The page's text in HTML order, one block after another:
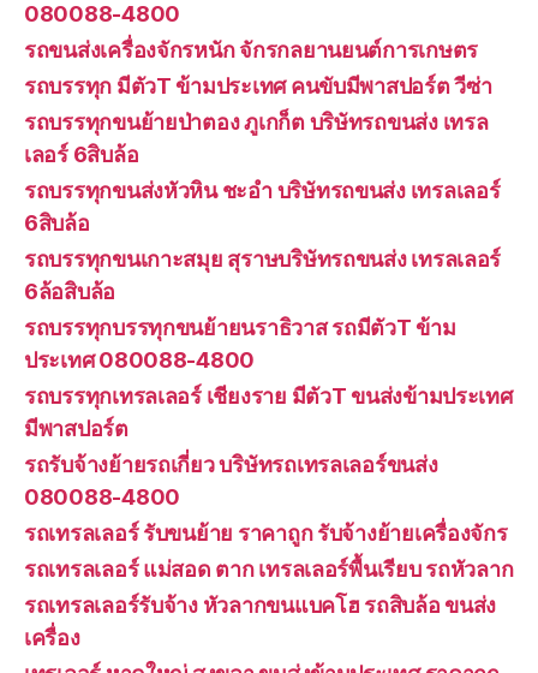
080088-4800
รถขนส่งเครื่องจักรหนัก จักรกลยานยนต์การเกษตร
รถบรรทุก มีตัวT ข้ามประเทศ คนขับมีพาสปอร์ต วีซ่า
รถบรรทุกขนย้ายป่าตอง ภูเกก็ต บริษัทรถขนส่ง เทรล
เลอร์ 6สิบล้อ
รถบรรทุกขนส่งหัวหิน ชะอำ บริษัทรถขนส่ง เทรลเลอร์
6สิบล้อ
รถบรรทุกขนเกาะสมุย สุราษบริษัทรถขนส่ง เทรลเลอร์
6ล้อสิบล้อ
รถบรรทุกบรรทุกขนย้ายนราธิวาส รถมีตัวT ข้าม
ประเทศ 080088-4800
รถบรรทุกเทรลเลอร์ เชียงราย มีตัวT ขนส่งข้ามประเทศ
มีพาสปอร์ต
รถรับจ้างย้ายรถเกี่ยว บริษัทรถเทรลเลอร์ขนส่ง
080088-4800
รถเทรลเลอร์ รับขนย้าย ราคาถูก รับจ้างย้ายเครื่องจักร
รถเทรลเลอร์ แม่สอด ตาก เทรลเลอร์พื้นเรียบ รถหัวลาก
รถเทรลเลอร์รับจ้าง หัวลากขนแบคโฮ รถสิบล้อ ขนส่ง
เครื่อง